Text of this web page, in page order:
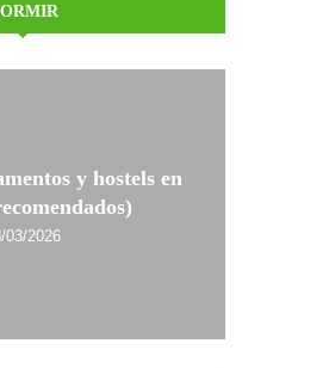
y hostels en
03/2026